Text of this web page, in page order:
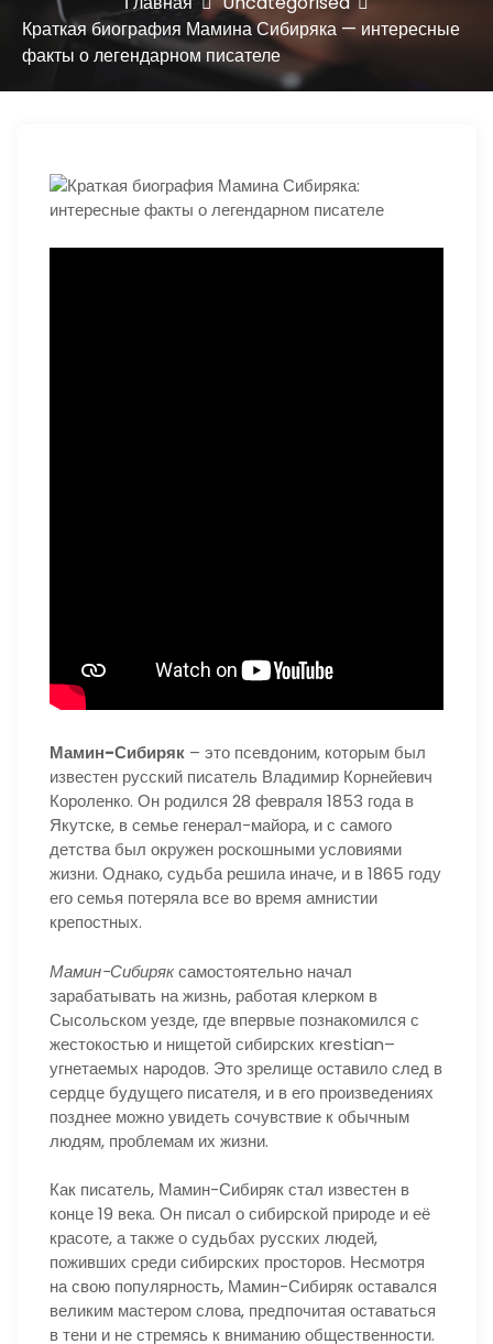
Краткая биография Мамина Сибиряка — интересные
факты о легендарном писателе
Мамин-Сибиряк – это псевдоним, которым был
известен русский писатель Владимир Корнейевич
Короленко. Он родился 28 февраля 1853 года в
Якутске, в семье генерал-майора, и с самого
детства был окружен роскошными условиями
жизни. Однако, судьба решила иначе, и в 1865 году
его семья потеряла все во время амнистии
крепостных.
Мамин-Сибиряксамостоятельно начал
зарабатывать на жизнь, работая клерком в
Сысольском уезде, где впервые познакомился с
жестокостью и нищетой сибирских кrestian–
угнетаемых народов. Это зрелище оставило след в
сердце будущего писателя, и в его произведениях
позднее можно увидеть сочувствие к обычным
людям, проблемам их жизни.
Как писатель, Мамин-Сибиряк стал известен в
конце 19 века. Он писал о сибирской природе и её
красоте, а также о судьбах русских людей,
поживших среди сибирских просторов. Несмотря
на свою популярность, Мамин-Сибиряк оставался
великим мастером слова, предпочитая оставаться
в тени и не стремясь к вниманию общественности.